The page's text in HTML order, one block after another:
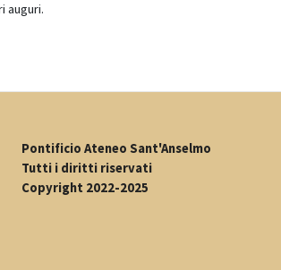
auguri.
Pontificio Ateneo Sant'Anselmo
Tutti i diritti riservati
Copyright 2022-2025